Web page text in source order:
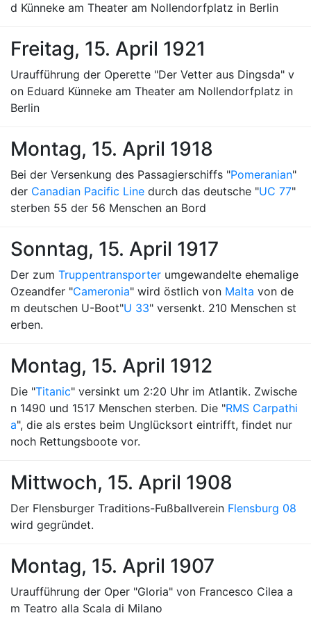
d Künneke am Theater am Nollendorfplatz in Berlin
Freitag, 15. April 1921
Uraufführung der Operette "Der Vetter aus Dingsda" v
on Eduard Künneke am Theater am Nollendorfplatz in
Berlin
Montag, 15. April 1918
Bei der Versenkung des Passagierschiffs "Pomeranian"
der Canadian Pacific Line durch das deutsche "UC 77"
sterben 55 der 56 Menschen an Bord
Sonntag, 15. April 1917
Der zum Truppentransporter umgewandelte ehemalige
Ozeandfer "Cameronia" wird östlich von Malta von de
m deutschen U-Boot"U 33" versenkt. 210 Menschen st
erben.
Montag, 15. April 1912
Die "Titanic" versinkt um 2:20 Uhr im Atlantik. Zwische
n 1490 und 1517 Menschen sterben. Die "RMS Carpathi
a", die als erstes beim Unglücksort eintrifft, findet nur
noch Rettungsboote vor.
Mittwoch, 15. April 1908
Der Flensburger Traditions-Fußballverein Flensburg 08
wird gegründet.
Montag, 15. April 1907
Uraufführung der Oper "Gloria" von Francesco Cilea a
m Teatro alla Scala di Milano